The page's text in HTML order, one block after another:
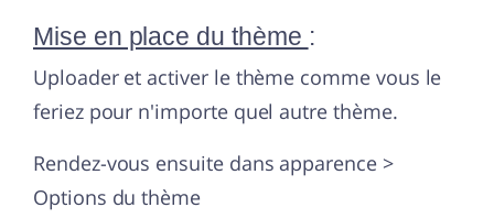
Mise en place du thème :
Uploader et activer le thème comme vous le
feriez pour n'importe quel autre thème.
Rendez-vous ensuite dans apparence >
Options du thème